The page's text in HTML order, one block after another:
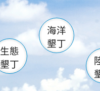
龜山 海生館
恆春
龍鑾潭自
瓊麻館
關山
白砂
生態
墾丁
海洋
墾丁